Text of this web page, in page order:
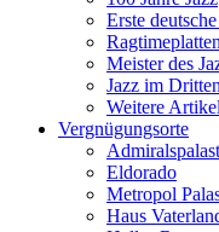
Erste
Meister des
Jazz im
Weitere Artikel
Vergnügungsorte
Admiralspalast
Eldorado
Metropol
Haus